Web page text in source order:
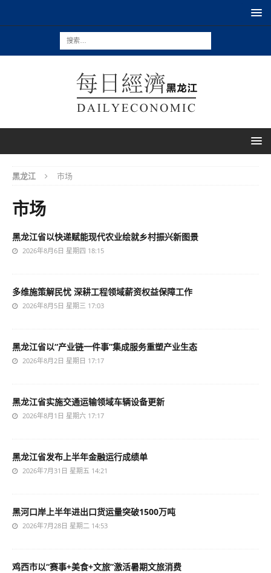
黑龙江 市场
市场
黑龙江省以快递赋能现代农业绘就乡村振兴新图景
2026年8月6日 星期四 18:15
多维施策解民忧 深耕工程领域薪资权益保障工作
2026年8月5日 星期三 17:03
黑龙江省以“产业链一件事”集成服务重塑产业生态
2026年8月2日 星期日 17:17
黑龙江省实施交通运输领域车辆设备更新
2026年8月1日 星期六 17:17
黑龙江省发布上半年金融运行成绩单
2026年7月31日 星期五 14:21
黑河口岸上半年进出口货运量突破1500万吨
2026年7月28日 星期二 14:53
鸡西市以“赛事+美食+文旅”激活暑期文旅消费